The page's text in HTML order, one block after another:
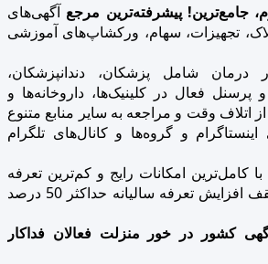
جامع‌ترین! پیشرفته‌ترین مرجع آگهی‌های
تجهیزات، سهام، ورکشاپ‌های آموزشی
درمان شامل پزشکان، دندانپزشکان،
پرسنل فعال در کلینیک‌ها، داروخانه‌ها و
اتلاف وقت و مراجعه به سایر منابع متنوع
اینستاگرام و گروه‌ها و کانال‌های تلگرام
کامل‌ترین امکانات رایج و کم‌ترین تعرفه
بازار فراهم است و سقف افزایش تعرفه سالیانه حداکثر 50 درصد
کشور در خور منزلت فعالان فداکار